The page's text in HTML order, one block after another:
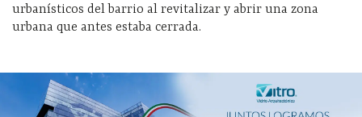
urbanísticos del barrio al revitalizar y abrir una zona
urbana que antes estaba cerrada.